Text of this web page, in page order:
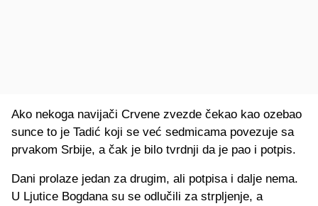
Ako nekoga navijači Crvene zvezde čekao kao ozebao
sunce to je Tadić koji se već sedmicama povezuje sa
prvakom Srbije, a čak je bilo tvrdnji da je pao i potpis.
Dani prolaze jedan za drugim, ali potpisa i dalje nema.
U Ljutice Bogdana su se odlučili za strpljenje, a